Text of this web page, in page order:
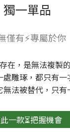
獨一單品
僅有⚡專屬於你
在，是無法複製
雕琢，都只有一
法被替代，只有
一款⏳把握機會